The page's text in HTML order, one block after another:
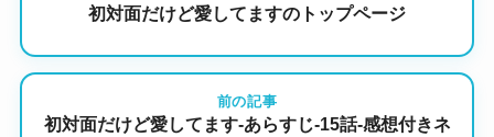
初対面だけど愛してますのトップページ
前の記事
初対面だけど愛してます-あらすじ-15話-感想付きネ